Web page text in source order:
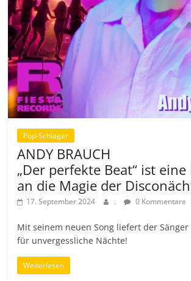
Pop-Schlager
ANDY BRAUCH
„Der perfekte Beat“ ist
an die Magie der
17. September 2024 . 0 Kommentare
Mit seinem neuen Song liefert der
für unvergessliche Nächte!
Weiterlesen